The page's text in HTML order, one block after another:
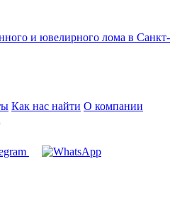
и ювелирного лома в Санкт-
Как нас найти О компании